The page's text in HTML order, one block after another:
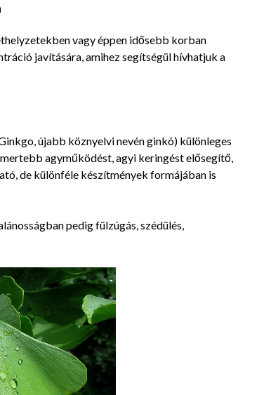
vagy éppen idősebb korban
javítására, amihez segítségül hívhatjuk a
újabb köznyelvi nevén ginkó) különleges
agyműködést, agyi keringést elősegítő,
de különféle készítmények formájában is
pedig fülzúgás, szédülés,